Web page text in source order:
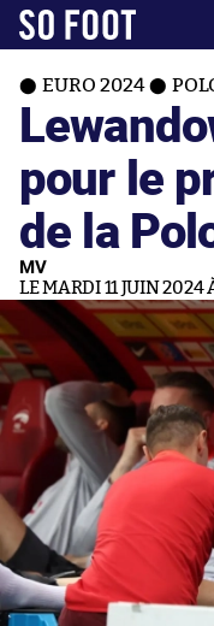
EURO 2024
pour le
de la
MV
LE MARDI 11 JUIN 2024